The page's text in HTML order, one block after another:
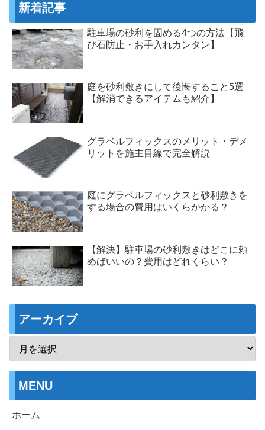
新着記事
駐車場の砂利を固める4つの方法【飛
び石防止・お手入れカンタン】
庭を砂利敷きにして後悔すること5選
【解消できるアイテムも紹介】
グラベルフィックスのメリット・デメ
リットを施主目線で完全解説
庭にグラベルフィックスと砂利敷きを
する場合の費用はいくらかかる？
【解決】駐車場の砂利敷きはどこに頼
めばいいの？費用はどれくらい？
アーカイブ
MENU
ホーム